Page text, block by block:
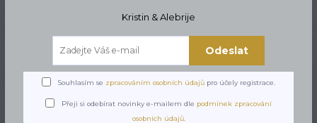
Náramky z
onyxu
Upřesnit parametry
Kristin & Alebrije
Odeslat
Souhlasím se zpracováním osobních údajů pro účely registrace.
Přeji si odebírat novinky e-mailem dle podmínek zpracování
osobních údajů.